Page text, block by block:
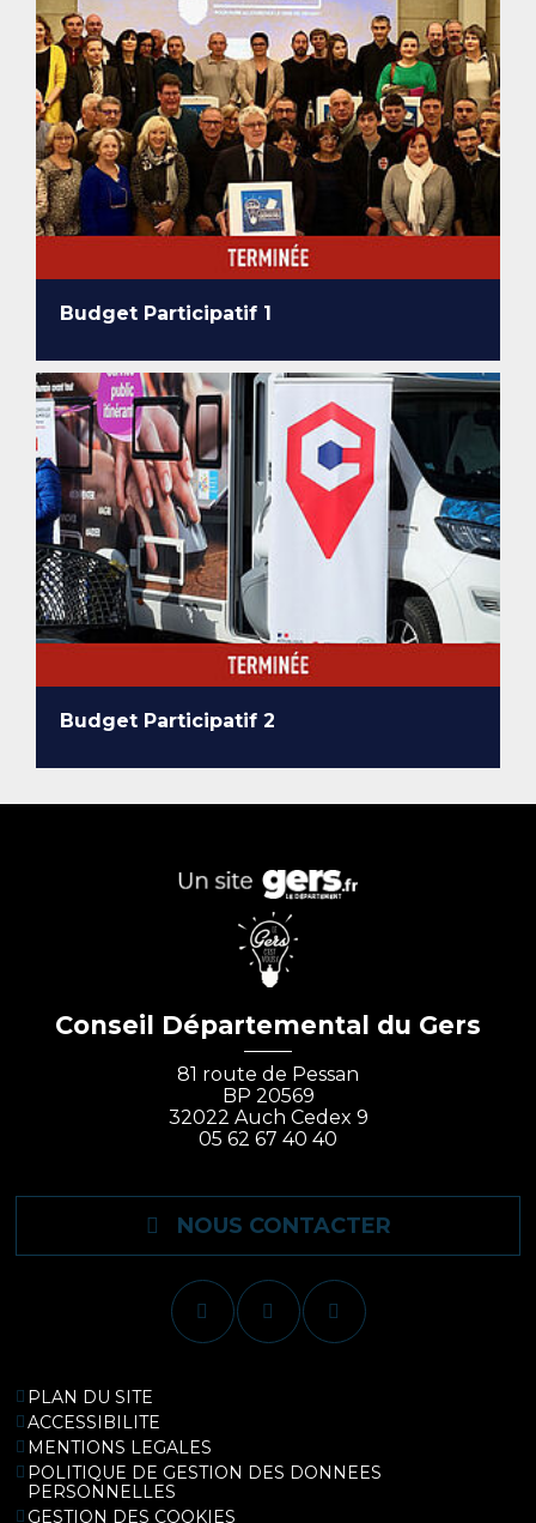
Budget Participatif 1
Budget Participatif 2
Conseil Départemental du Gers
81 route de Pessan
BP 20569
32022 Auch Cedex 9
05 62 67 40 40
NOUS CONTACTER
PLAN DU SITE
ACCESSIBILITE
MENTIONS LEGALES
POLITIQUE DE GESTION DES DONNEES
PERSONNELLES
GESTION DES COOKIES